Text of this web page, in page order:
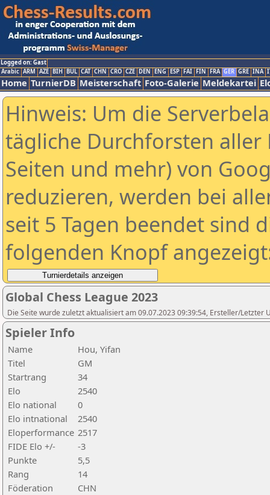
Logged on: Gast
Arabic ARM AZE BIH BUL CAT CHN CRO CZE DEN ENG ESP FAI FIN FRA GER GRE INA
Home TurnierDB Meisterschaft Foto-Galerie Meldekartei
Hinweis: Um die
tägliche Durchforsten aller
Seiten und mehr) von
reduzieren, werden bei
seit 5 Tagen beendet sind
folgenden Knopf
Global Chess League 2023
Die Seite wurde zuletzt aktualisiert am 09.07.2023 09:39:54, Ersteller/Letzter
Spieler Info
Name
Hou, Yifan
Titel
GM
Startrang
34
Elo
2540
Elo national
0
Elo intnational
2540
Eloperformance 2517
FIDE Elo +/-
-3
Punkte
5,5
Rang
14
Föderation
CHN